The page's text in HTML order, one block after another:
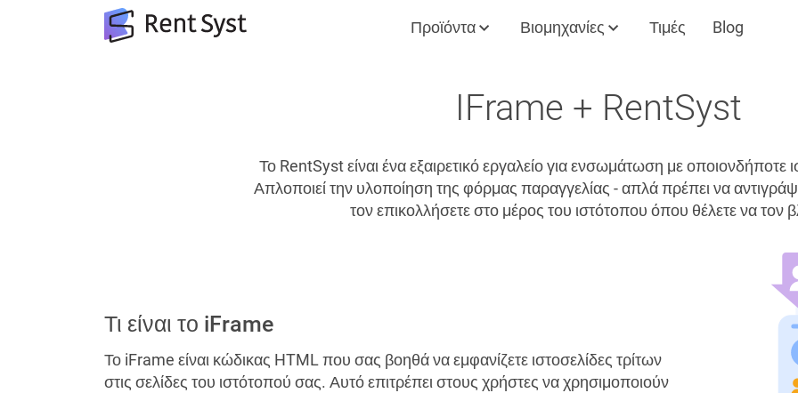
Προϊόντα Βιομηχανίες Τιμές Blog
IFrame + RentSyst
Το RentSyst είναι ένα εξαιρετικό εργαλείο για ενσωμάτωση με οποιονδήποτε
Απλοποιεί την υλοποίηση της φόρμας παραγγελίας - απλά πρέπει να
τον επικολλήσετε στο μέρος του ιστότοπου όπου θέλετε να τον
Τι είναι το iFrame
Το iFrame είναι κώδικας HTML που σας βοηθά να εμφανίζετε ιστοσελίδες τρίτων
στις σελίδες του ιστότοπού σας. Αυτό επιτρέπει στους χρήστες να χρησιμοποιούν